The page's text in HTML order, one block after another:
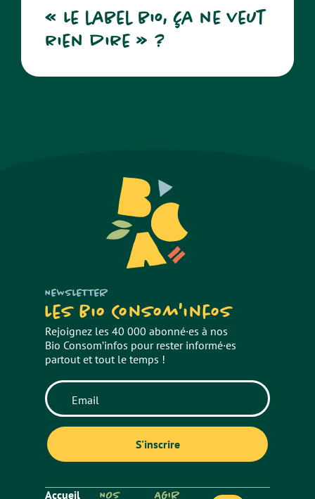
« Le label bio, ça ne veut
rien dire » ?
NEWSLETTER
Les Bio Consom'infos
Rejoignez les 40 000 abonné·es à nos
Bio Consom’infos pour rester informé·es
partout et tout le temps !
Accueil NOS AGIR